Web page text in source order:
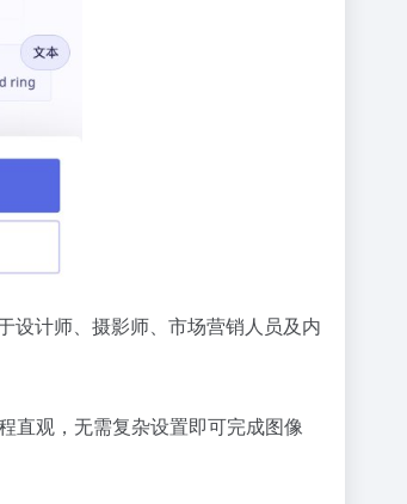
设计师、摄影师、市场营销人员及内
直观，无需复杂设置即可完成图像